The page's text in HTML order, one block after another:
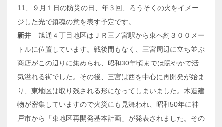
11、９月１日の防災の日、年３回、ろうそくの火をイメー
ジした光で鎮魂の意を表す予定です。
新井 旭通４丁目地区はＪＲ三ノ宮駅から東へ約３００メー
トルに位置しています。戦後間もなく、三宮周辺に立ち並ぶ
商店がこの辺りに集められ、昭和30年頃までは賑やかで活
気溢れる街でした。その後、三宮は西を中心に再開発が始ま
り、東地区は取り残される形になってしまいました。木造建
物が密集していますので火災にも見舞われ、昭和50年に神
戸市から「東地区再開発基本計画」が発表されました。その